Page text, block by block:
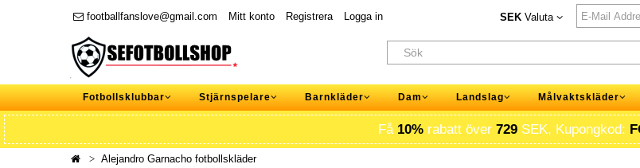
footballfanslove@gmail.com Mitt konto Registrera Logga in SEK Valuta
Fotbollsklubbar Stjärnspelare Barnkläder Dam Landslag Målvaktskläder
Få 10% rabatt över 729 SEK, Kupongkod:
Alejandro Garnacho fotbollskläder